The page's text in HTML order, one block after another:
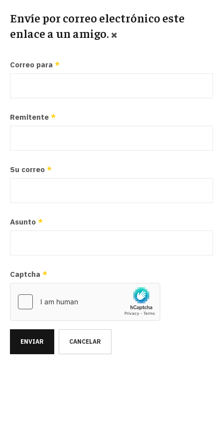
Envíe por correo electrónico este
enlace a un amigo.
Correo para *
Remitente *
Su correo *
Asunto *
Captcha *
ENVIAR CANCELAR